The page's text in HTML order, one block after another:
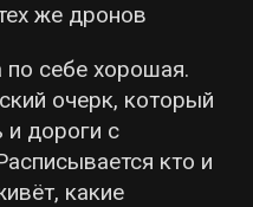
же дронов
по себе хорошая.
очерк, который
и дороги с
кто и
какие